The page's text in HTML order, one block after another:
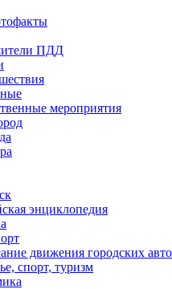
ПДД
мероприятия
энциклопедия
движения городских
спорт, туризм